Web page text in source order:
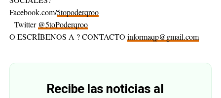
Facebook.com/5topoderqroo
Twitter @5toPoderqroo
O ESCRÍBENOS A ? CONTACTO informaqp@gmail.com
Recibe las noticias al